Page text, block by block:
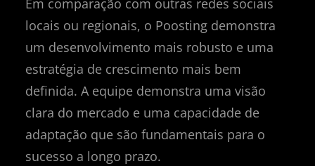
locais ou regionais, o Poosting demonstra
um desenvolvimento mais robusto e uma
estratégia de crescimento mais bem
definida. A equipe demonstra uma visão
clara do mercado e uma capacidade de
adaptação que são fundamentais para o
sucesso a longo prazo.